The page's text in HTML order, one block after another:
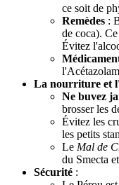
ce soit de
Remèdes :
de coca).
Évitez
La nourriture et
Ne buvez
brosser les
Évitez les
les petits
Le Mal de
du Smecta
Sécurité :